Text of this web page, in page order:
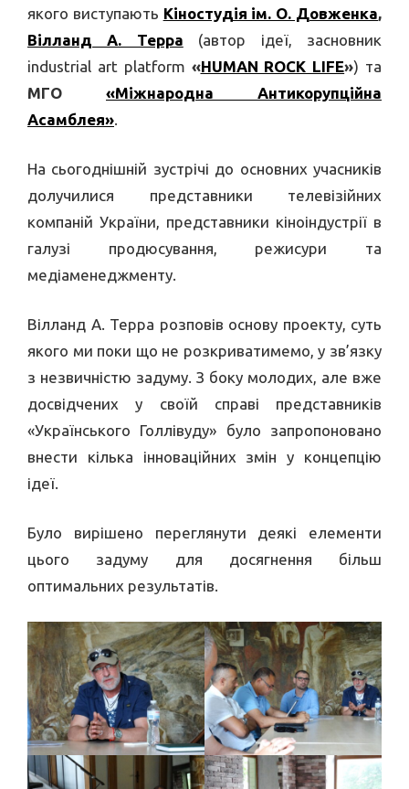
якого виступають Кіностудія ім. О. Довженка,
Вілланд А. Терра (автор ідеї, засновник
industrial art platform «HUMAN ROCK LIFE») та
МГО «Міжнародна Антикорупційна
Асамблея».
На сьогоднішній зустрічі до основних учасників
долучилися представники телевізійних
компаній України, представники кіноіндустрії в
галузі продюсування, режисури та
медіаменеджменту.
Вілланд А. Терра розповів основу проекту, суть
якого ми поки що не розкриватимемо, у зв’язку
з незвичністю задуму. З боку молодих, але вже
досвідчених у своїй справі представників
«Українського Голлівуду» було запропоновано
внести кілька інноваційних змін у концепцію
ідеї.
Було вирішено переглянути деякі елементи
цього задуму для досягнення більш
оптимальних результатів.